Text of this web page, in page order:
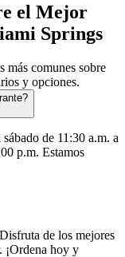
el Mejor
Springs
más comunes sobre
y opciones.
de 11:30 a.m. a
p.m. Estamos
de los mejores
¡Ordena hoy y